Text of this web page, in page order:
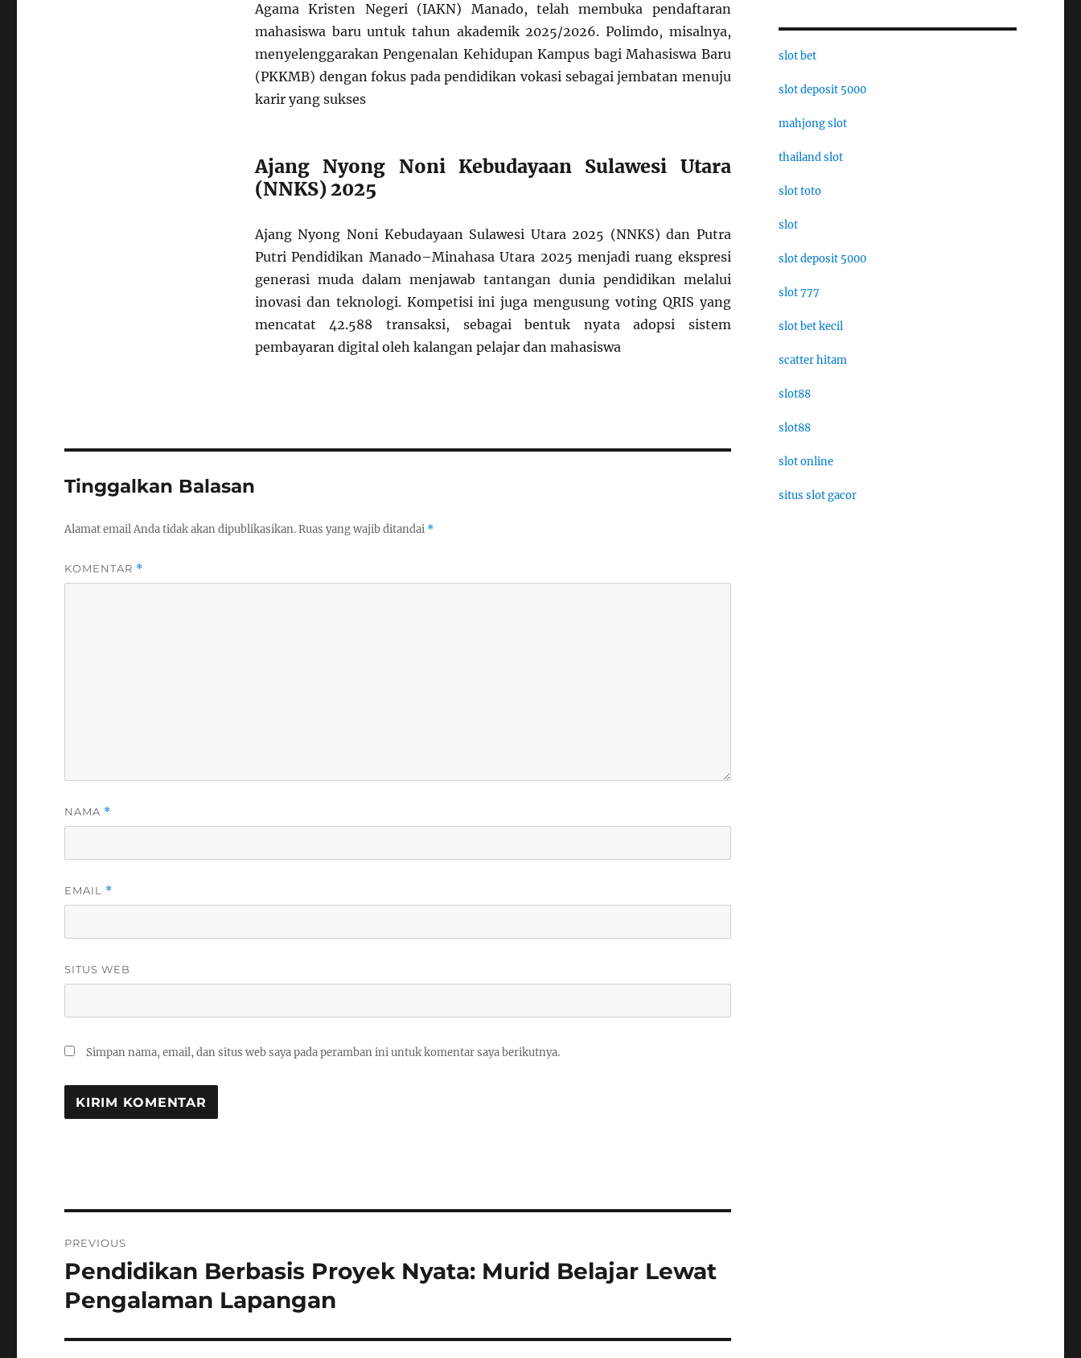
Agama Kristen Negeri (IAKN) Manado, telah membuka pendaftaran
mahasiswa baru untuk tahun akademik 2025/2026. Polimdo, misalnya,
menyelenggarakan Pengenalan Kehidupan Kampus bagi Mahasiswa Baru
(PKKMB) dengan fokus pada pendidikan vokasi sebagai jembatan menuju
karir yang sukses
Ajang Nyong Noni Kebudayaan Sulawesi Utara
(NNKS) 2025
Ajang Nyong Noni Kebudayaan Sulawesi Utara 2025 (NNKS) dan Putra
Putri Pendidikan Manado–Minahasa Utara 2025 menjadi ruang ekspresi
generasi muda dalam menjawab tantangan dunia pendidikan melalui
inovasi dan teknologi. Kompetisi ini juga mengusung voting QRIS yang
mencatat 42.588 transaksi, sebagai bentuk nyata adopsi sistem
pembayaran digital oleh kalangan pelajar dan mahasiswa
Tinggalkan Balasan
Alamat email Anda tidak akan dipublikasikan.Ruas yang wajib ditandai *
KOMENTAR *
NAMA *
EMAIL *
SITUS WEB
Simpan nama, email, dan situs web saya pada peramban ini untuk komentar saya berikutnya.
pos
PREVIOUS
Previous
post:
Pendidikan Berbasis Proyek Nyata: Murid Belajar Lewat
Pengalaman Lapangan
slot bet
slot deposit 5000
mahjong slot
thailand slot
slot toto
slot
slot deposit 5000
slot 777
slot bet kecil
scatter hitam
slot88
slot88
slot online
situs slot gacor